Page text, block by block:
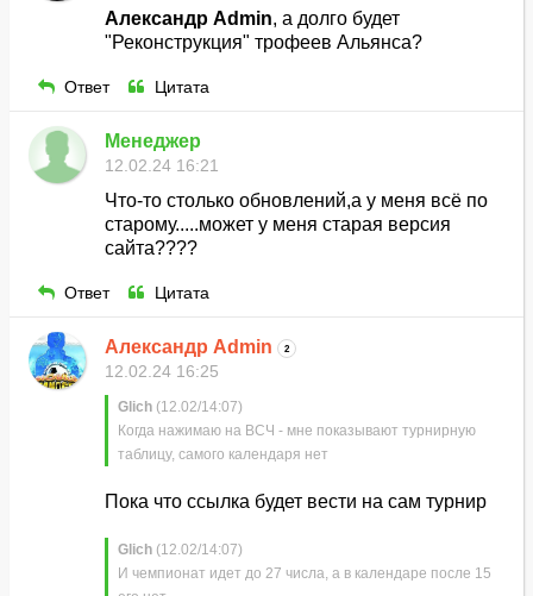
Александр Admin, а долго будет
"Реконструкция" трофеев Альянса?
Ответ Цитата
Менеджер
12.02.24 16:21
Что-то столько обновлений,а у меня всё по
старому.....может у меня старая версия
сайта????
Ответ Цитата
Александр Admin 2
12.02.24 16:25
Glich (12.02/14:07)
Когда нажимаю на ВСЧ - мне показывают турнирную
таблицу, самого календаря нет
Пока что ссылка будет вести на сам турнир
Glich (12.02/14:07)
И чемпионат идет до 27 числа, а в календаре после 15